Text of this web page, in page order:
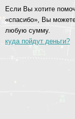
Если Вы хотите
«спасибо», Вы
любую сумму.
куда пойдут деньги?